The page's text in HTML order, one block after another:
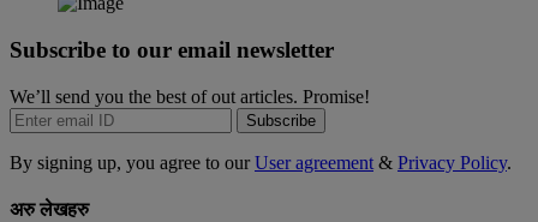
Subscribe to our email newsletter
We’ll send you the best of out articles. Promise!
Subscribe
By signing up, you agree to ourUser agreement & Privacy Policy.
अरु लेखहरु